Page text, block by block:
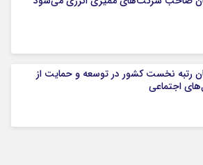
رتبه نخست کشور در توسعه و حمایت از
اجتماعی